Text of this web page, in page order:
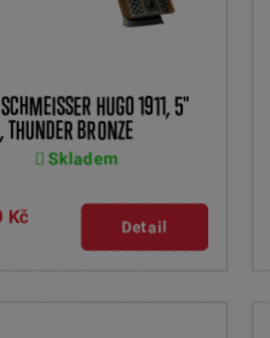
HUGO 1911, 5"
THUNDER BRONZE
Skladem
Kč Detail